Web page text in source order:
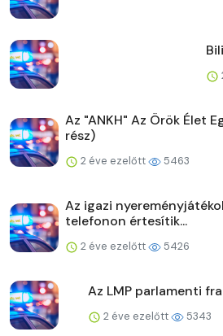
Az "ANKH" Az Örök Élet
rész)
2 éve ezelőtt 5463
Az igazi
telefonon értesítik...
2 éve ezelőtt 5426
Az LMP parlamenti
2 éve ezelőtt 5343